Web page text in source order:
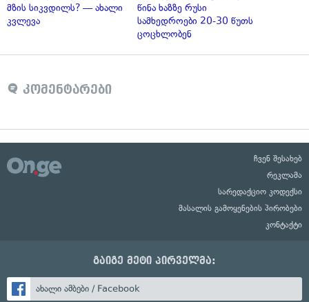
მზის სიკვდილს? — ახალი
კვლევა
წინა ხაზზე რუსი
სამხედროები 20-30 წუთს
ცოცხლობენ
კომენტარები
ჩვენ შესახებ
რეკლამა
სარედაქციო კოდექსი
მასალის გამოყენების პირობები
კონტაქტი
გაიგე მეტი პირველმა:
ახალი ამბები / Facebook